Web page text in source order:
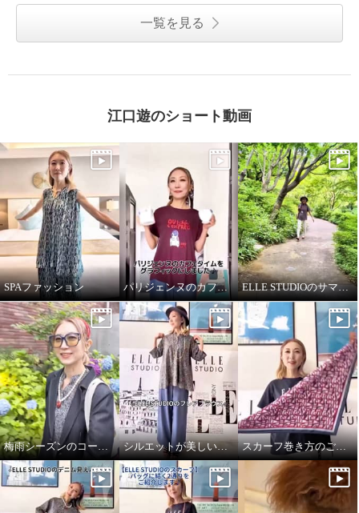
一覧を見る
江口遊のショート動画
SPAファッション パリジェンヌのカフェタイム ELLE STUDIOのサマーTシャツ
梅雨シーズンのコーディネート シルエットが美しいブラウス スカーフ巻き方のご紹介です♪